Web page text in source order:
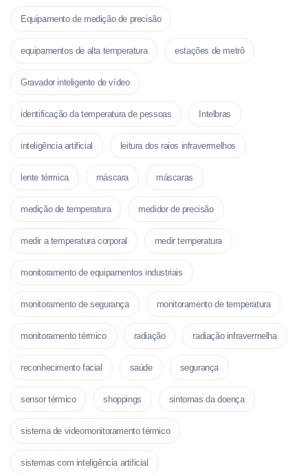
Equipamento de medição de precisão
equipamentos de alta temperatura estações de metrô
Gravador inteligente de vídeo
identificação da temperatura de pessoas Intelbras
inteligência artificial leitura dos raios infravermelhos
lente térmica máscara máscaras
medição de temperatura medidor de precisão
medir a temperatura corporal medir temperatura
monitoramento de equipamentos industriais
monitoramento de segurança monitoramento de temperatura
monitoramento térmico radiação radiação infravermelha
reconhecimento facial saúde segurança
sensor térmico shoppings sintomas da doença
sistema de videomonitoramento térmico
sistemas com inteligência artificial